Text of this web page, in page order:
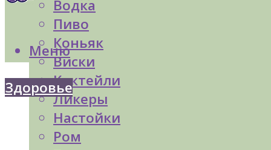
Водка
Пиво
Коньяк
Виски
Коктейли
Ликеры
Настойки
Ром
Меню
Здоровье